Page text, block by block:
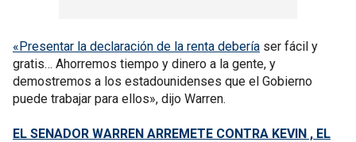
«Presentar la declaración de la renta debería ser fácil y
gratis… Ahorremos tiempo y dinero a la gente, y
demostremos a los estadounidenses que el Gobierno
puede trabajar para ellos», dijo Warren.
EL SENADOR WARREN ARREMETE CONTRA KEVIN , EL